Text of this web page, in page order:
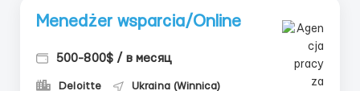
Menedżer wsparcia/Online
500-800$ / в месяц
Deloitte Ukraina (Winnica)